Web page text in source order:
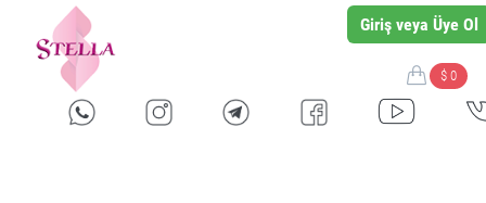
Giriş veya Üye Ol
$ 0